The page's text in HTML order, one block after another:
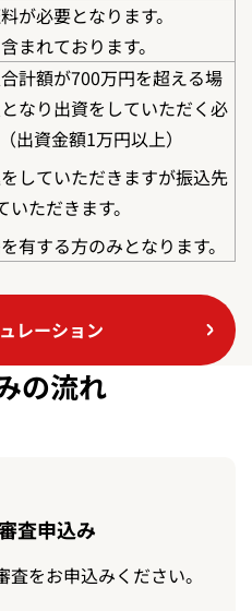
が必要となります。
まれております。
計額が700万円を超える場
なり出資をしていただく必
出資金額1万円以上）
していただきますが振込先
ただきます。
有する方のみとなります。
レーション
の流れ
査申込み
をお申込みください。